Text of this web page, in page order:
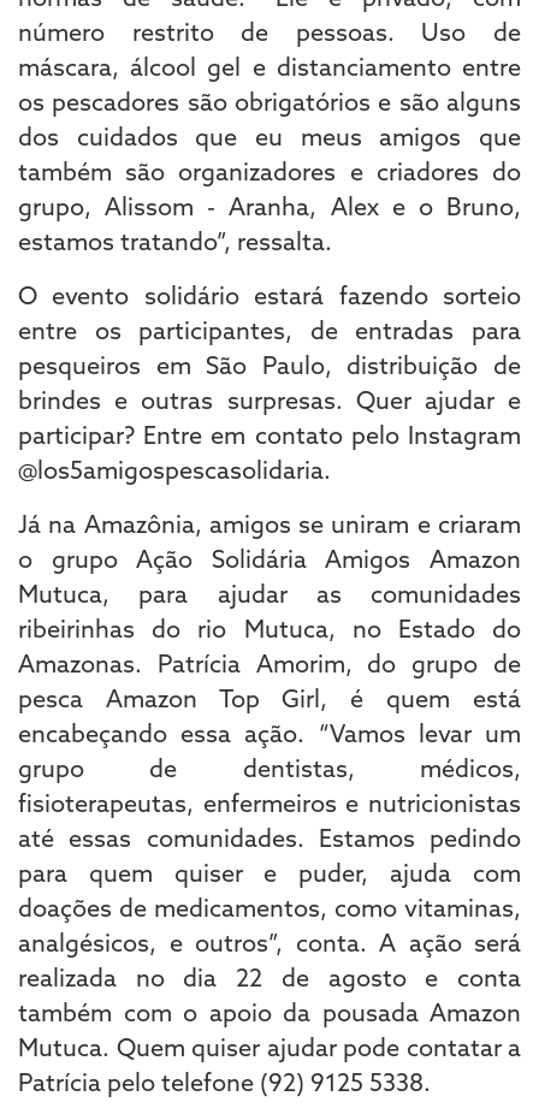
número restrito de pessoas. Uso de
máscara, álcool gel e distanciamento entre
os pescadores são obrigatórios e são alguns
dos cuidados que eu meus amigos que
também são organizadores e criadores do
grupo, Alissom - Aranha, Alex e o Bruno,
estamos tratando”, ressalta.
O evento solidário estará fazendo sorteio
entre os participantes, de entradas para
pesqueiros em São Paulo, distribuição de
brindes e outras surpresas. Quer ajudar e
participar? Entre em contato pelo Instagram
@los5amigospescasolidaria.
Já na Amazônia, amigos se uniram e criaram
o grupo Ação Solidária Amigos Amazon
Mutuca, para ajudar as comunidades
ribeirinhas do rio Mutuca, no Estado do
Amazonas. Patrícia Amorim, do grupo de
pesca Amazon Top Girl, é quem está
encabeçando essa ação. “Vamos levar um
grupo de dentistas, médicos,
fisioterapeutas, enfermeiros e nutricionistas
até essas comunidades. Estamos pedindo
para quem quiser e puder, ajuda com
doações de medicamentos, como vitaminas,
analgésicos, e outros”, conta. A ação será
realizada no dia 22 de agosto e conta
também com o apoio da pousada Amazon
Mutuca. Quem quiser ajudar pode contatar a
Patrícia pelo telefone (92) 9125 5338.